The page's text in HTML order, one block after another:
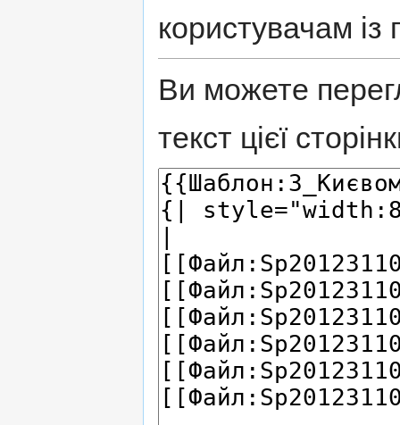
користувачам із
Ви можете
текст цієї